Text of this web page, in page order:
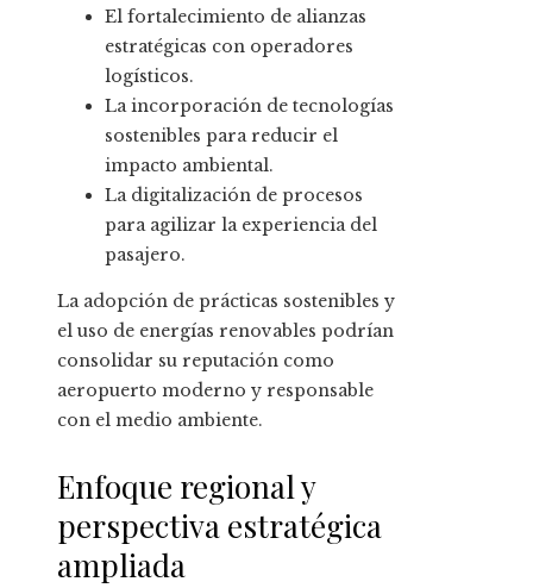
El fortalecimiento de alianzas
estratégicas con operadores
logísticos.
La incorporación de tecnologías
sostenibles para reducir el
impacto ambiental.
La digitalización de procesos
para agilizar la experiencia del
pasajero.
La adopción de prácticas sostenibles y
el uso de energías renovables podrían
consolidar su reputación como
aeropuerto moderno y responsable
con el medio ambiente.
Enfoque regional y
perspectiva estratégica
ampliada